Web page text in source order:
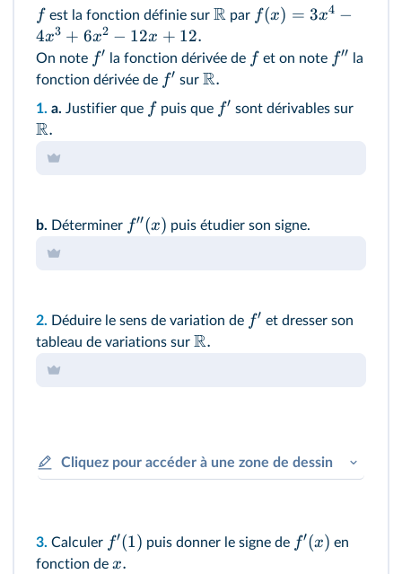
f est la fonction définie sur R par f(x) = 3x4 −
4x3 + 6x2 − 12x + 12.
On note f′ la fonction dérivée de f et on note f′′ la
fonction dérivée de f′ sur R.
1. a. Justifier que f puis que f′ sont dérivables sur
R.
b. Déterminer f′′(x) puis étudier son signe.
2. Déduire le sens de variation de f′ et dresser son
tableau de variations sur R.
Cliquez pour accéder à une zone de dessin
3. Calculer f′(1) puis donner le signe de f′(x) en
fonction de x.